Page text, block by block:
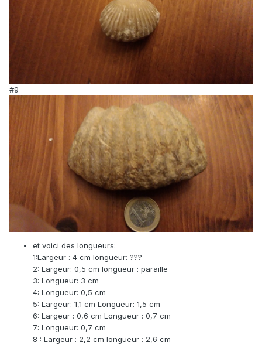
#9
et voici des longueurs:
1:Largeur : 4 cm longueur: ???
2: Largeur: 0,5 cm longueur : paraille
3: Longueur: 3 cm
4: Longueur: 0,5 cm
5: Largeur: 1,1 cm Longueur: 1,5 cm
6: Largeur : 0,6 cm Longueur : 0,7 cm
7: Longueur: 0,7 cm
8 : Largeur : 2,2 cm longueur : 2,6 cm